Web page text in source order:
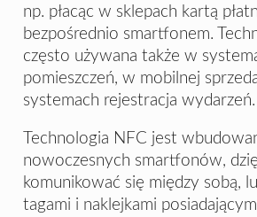
np. płacąc w sklepach kartą
bezpośrednio smartfonem.
często używana także w
pomieszczeń, w mobilnej
systemach rejestracja wydarzeń.
Technologia NFC jest
nowoczesnych smartfonów,
komunikować się między sobą,
tagami i naklejkami